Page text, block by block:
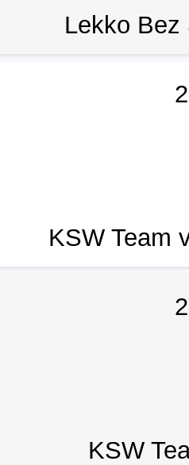
Lekko Bez
KSW Team
KSW